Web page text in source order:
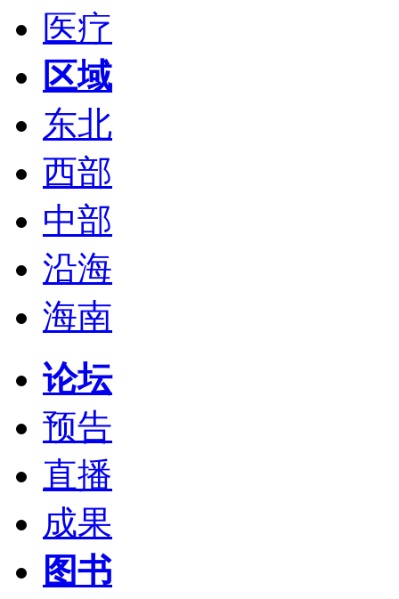
医疗
区域
东北
西部
中部
沿海
海南
论坛
预告
直播
成果
图书